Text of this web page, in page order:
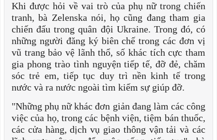
Khi được hỏi về vai trò của phụ nữ trong chiến
tranh, bà Zelenska nói, họ cũng đang tham gia
chiến đấu trong quân đội Ukraine. Trong đó, có
những người đăng ký biên chế trong các đơn vị
vũ trang bảo vệ lãnh thổ, số khác tích cực tham
gia phong trào tình nguyện tiếp tế, đỡ đẻ, chăm
sóc trẻ em, tiếp tục duy trì nền kinh tế trong
nước và ra nước ngoài tìm kiếm sự giúp đỡ.
"Những phụ nữ khác đơn giản đang làm các công
việc của họ, trong các bệnh viện, tiệm bán thuốc,
các cửa hàng, dịch vụ giao thông vận tải và các